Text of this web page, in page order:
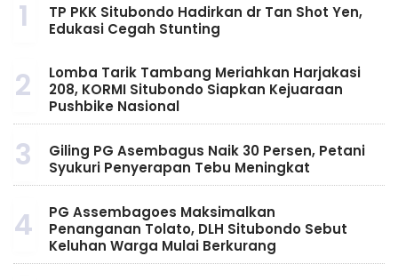
1
TP PKK Situbondo Hadirkan dr Tan Shot Yen,
Edukasi Cegah Stunting
2
Lomba Tarik Tambang Meriahkan Harjakasi
208, KORMI Situbondo Siapkan Kejuaraan
Pushbike Nasional
3
Giling PG Asembagus Naik 30 Persen, Petani
Syukuri Penyerapan Tebu Meningkat
4
PG Assembagoes Maksimalkan
Penanganan Tolato, DLH Situbondo Sebut
Keluhan Warga Mulai Berkurang